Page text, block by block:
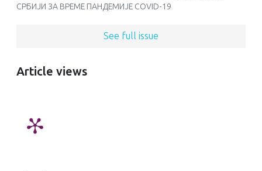
СРБИЈИ ЗА ВРЕМЕ ПАНДЕМИЈЕ COVID-19
See full issue
Article views